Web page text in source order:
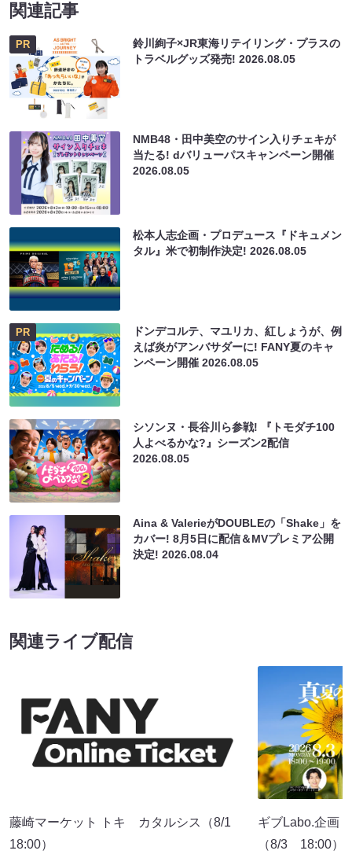
関連記事
PR
鈴川絢子×JR東海リテイリング・プラスの
トラベルグッズ発売!2026.08.05
NMB48・田中美空のサイン入りチェキが
当たる! dバリューパスキャンペーン開催
2026.08.05
松本人志企画・プロデュース『ドキュメン
タル』米で初制作決定!2026.08.05
PR
ドンデコルテ、マユリカ、紅しょうが、例
えば炎がアンバサダーに! FANY夏のキャ
ンペーン開催2026.08.05
シソンヌ・長谷川ら参戦! 『トモダチ100
人よべるかな?』シーズン2配信
2026.08.05
Aina & ValerieがDOUBLEの「Shake」を
カバー! 8月5日に配信＆MVプレミア公開
決定!2026.08.04
関連ライブ配信
藤崎マーケット トキ カタルシス（8/1
18:00）
ギブLabo.企画
（8/3 18:00）